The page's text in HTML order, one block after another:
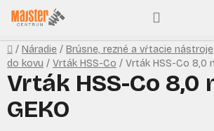
Prejsť
na
obsah
Domov
/ Náradie / Brúsne, rezné a vŕtacie nástroje
do kovu / Vrták HSS-Co / Vrták HSS-Co 8,0
Vrták HSS-Co 8,0
GEKO